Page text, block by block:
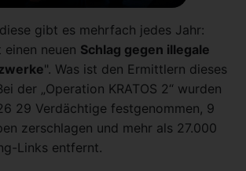
gibt es mehrfach jedes Jahr:
einen neuen Schlag gegen illegale
". Was ist den Ermittlern dieses
der „Operation KRATOS 2“ wurden
29 Verdächtige festgenommen, 9
zerschlagen und mehr als 27.000
Links entfernt.